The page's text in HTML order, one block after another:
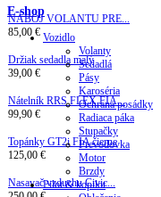
NÁBOJ VOLANTU PRE...
85,00 €
Držiak sedadla malý
39,00 €
Nátelník RRS FLEX FIA...
99,90 €
Topánky GT2i FIA čierne
125,00 €
Nasavač vzduchu Civic...
E-shop
Vozidlo
Volanty
Sedadlá
Pásy
Karoséria
Ochrana posádky
Radiaca páka
Stupačky
Prevodovka
Motor
Brzdy
Pilot & kopilot